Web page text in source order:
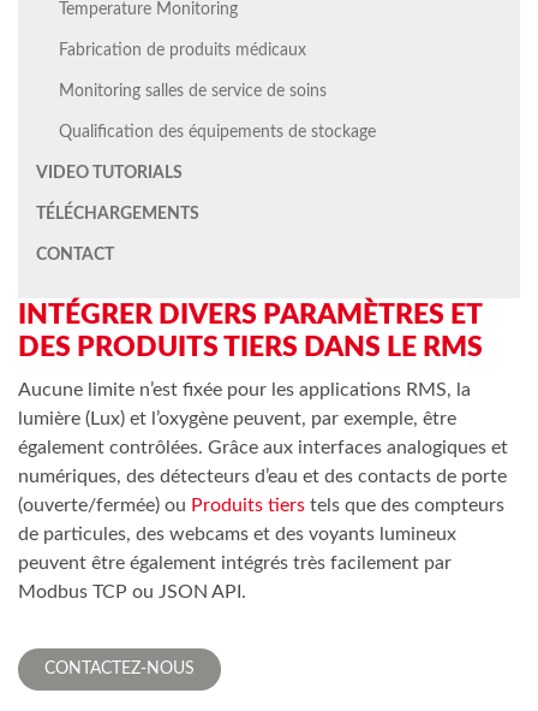
Temperature Monitoring
Fabrication de produits médicaux
Monitoring salles de service de soins
Qualification des équipements de stockage
VIDEO TUTORIALS
TÉLÉCHARGEMENTS
CONTACT
INTÉGRER DIVERS PARAMÈTRES ET
DES PRODUITS TIERS DANS LE RMS
Aucune limite n’est fixée pour les applications RMS, la
lumière (Lux) et l’oxygène peuvent, par exemple, être
également contrôlées. Grâce aux interfaces analogiques et
numériques, des détecteurs d’eau et des contacts de porte
(ouverte/fermée) ou Produits tiers tels que des compteurs
de particules, des webcams et des voyants lumineux
peuvent être également intégrés très facilement par
Modbus TCP ou JSON API.
CONTACTEZ-NOUS